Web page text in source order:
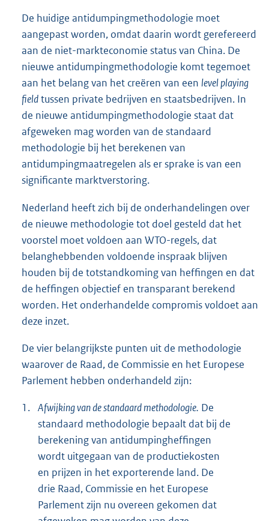
De huidige antidumpingmethodologie moet
aangepast worden, omdat daarin wordt gerefereerd
aan de niet-markteconomie status van China. De
nieuwe antidumpingmethodologie komt tegemoet
aan het belang van het creëren van een level playing
fieldtussen private bedrijven en staatsbedrijven. In
de nieuwe antidumpingmethodologie staat dat
afgeweken mag worden van de standaard
methodologie bij het berekenen van
antidumpingmaatregelen als er sprake is van een
significante marktverstoring.
Nederland heeft zich bij de onderhandelingen over
de nieuwe methodologie tot doel gesteld dat het
voorstel moet voldoen aan WTO-regels, dat
belanghebbenden voldoende inspraak blijven
houden bij de totstandkoming van heffingen en dat
de heffingen objectief en transparant berekend
worden. Het onderhandelde compromis voldoet aan
deze inzet.
De vier belangrijkste punten uit de methodologie
waarover de Raad, de Commissie en het Europese
Parlement hebben onderhandeld zijn:
1. Afwijking van de standaard methodologie. De
standaard methodologie bepaalt dat bij de
berekening van antidumpingheffingen
wordt uitgegaan van de productiekosten
en prijzen in het exporterende land. De
drie Raad, Commissie en het Europese
Parlement zijn nu overeen gekomen dat